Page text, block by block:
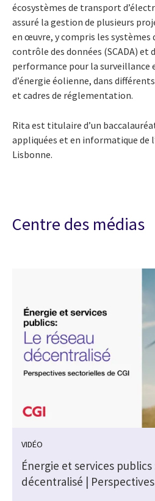
écosystèmes de transport
assuré la gestion de plusieurs
en œuvre, y compris les systèmes
contrôle des données (SCADA) et
performance pour la surveillance
d’énergie éolienne, dans
et cadres de réglementation.
Rita est titulaire d’un
appliquées et en informatique de
Lisbonne.
Centre des médias
VIDÉO
Énergie et services publics
décentralisé |